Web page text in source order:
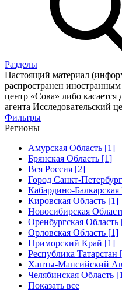
Разделы
Настоящий материал
распространен
центр «Сова» либо касается
агента Исследовательский
Фильтры
Регионы
Амурская Область [1]
Брянская Область [1]
Вся Россия [2]
Город Санкт-
Кабардино-
Кировская Область [1]
Новосибирская
Оренбургская Область
Орловская Область [1]
Приморский Край [1]
Республика Татарстан
Ханты-Мансийский
Челябинская Область
Показать все